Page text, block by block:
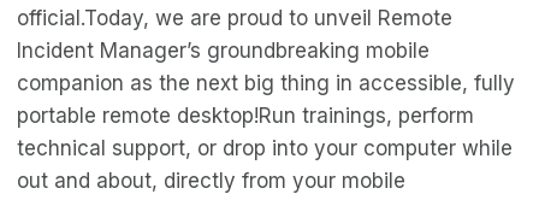
official.Today, we are proud to unveil Remote
Incident Manager’s groundbreaking mobile
companion as the next big thing in accessible, fully
portable remote desktop!Run trainings, perform
technical support, or drop into your computer while
out and about, directly from your mobile